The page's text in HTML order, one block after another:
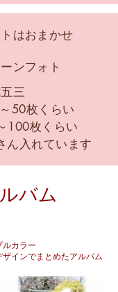
はおまかせ
ンフォト
三
50枚くら​い
枚くらい
ん入れています
バム
ルカラー
インでまとめたアルバム